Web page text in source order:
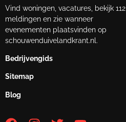
Vind woningen, vacatures, bekijk 112
meldingen en zie wanneer
evenementen plaatsvinden op
schouwenduivelandkrant.nl.
Bedrijvengids
Sitemap
Blog